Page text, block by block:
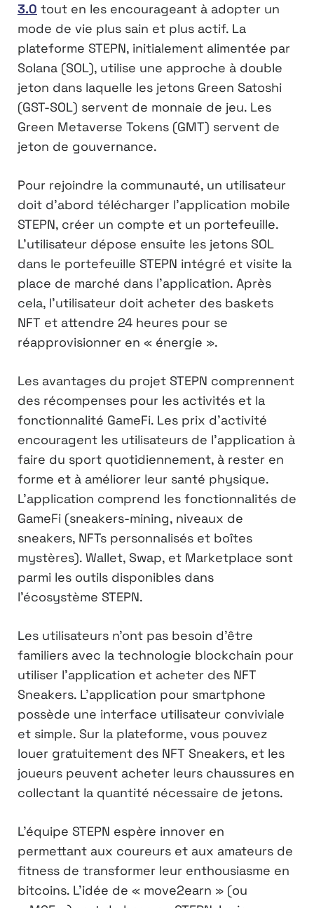
3.0 tout en les encourageant à adopter un
mode de vie plus sain et plus actif. La
plateforme STEPN, initialement alimentée par
Solana (SOL), utilise une approche à double
jeton dans laquelle les jetons Green Satoshi
(GST-SOL) servent de monnaie de jeu. Les
Green Metaverse Tokens (GMT) servent de
jeton de gouvernance.
Pour rejoindre la communauté, un utilisateur
doit d’abord télécharger l’application mobile
STEPN, créer un compte et un portefeuille.
L’utilisateur dépose ensuite les jetons SOL
dans le portefeuille STEPN intégré et visite la
place de marché dans l’application. Après
cela, l’utilisateur doit acheter des baskets
NFT et attendre 24 heures pour se
réapprovisionner en « énergie ».
Les avantages du projet STEPN comprennent
des récompenses pour les activités et la
fonctionnalité GameFi. Les prix d’activité
encouragent les utilisateurs de l’application à
faire du sport quotidiennement, à rester en
forme et à améliorer leur santé physique.
L’application comprend les fonctionnalités de
GameFi (sneakers-mining, niveaux de
sneakers, NFTs personnalisés et boîtes
mystères). Wallet, Swap, et Marketplace sont
parmi les outils disponibles dans
l’écosystème STEPN.
Les utilisateurs n’ont pas besoin d’être
familiers avec la technologie blockchain pour
utiliser l’application et acheter des NFT
Sneakers. L’application pour smartphone
possède une interface utilisateur conviviale
et simple. Sur la plateforme, vous pouvez
louer gratuitement des NFT Sneakers, et les
joueurs peuvent acheter leurs chaussures en
collectant la quantité nécessaire de jetons.
L’équipe STEPN espère innover en
permettant aux coureurs et aux amateurs de
fitness de transformer leur enthousiasme en
bitcoins. L’idée de « move2earn » (ou